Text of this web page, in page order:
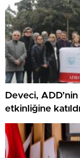
Deveci,
etkinliğine katıldı